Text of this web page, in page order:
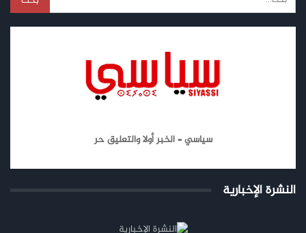
سياسي – الخبر أولا والتعليق حر
النشرة الإخبارية